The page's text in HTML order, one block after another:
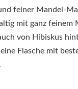
feiner Mandel-
mit ganz feinem
von Hibiskus
Flasche mit